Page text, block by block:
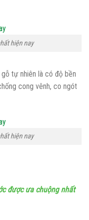
hiện nay
tự nhiên là có độ bền
cong vênh, co ngót
hiện nay
được ưa chuộng nhất